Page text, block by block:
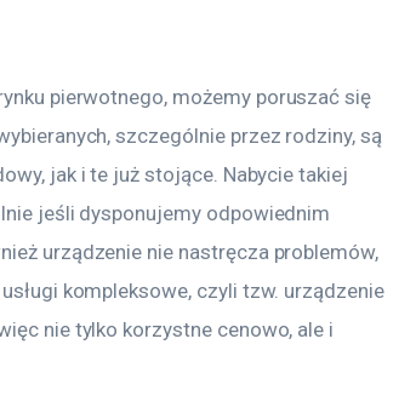
pierwotnego, możemy poruszać się
szczególnie przez rodziny, są
jak i te już stojące. Nabycie takiej
jeśli dysponujemy odpowiednim
urządzenie nie nastręcza problemów,
kompleksowe, czyli tzw. urządzenie
nie tylko korzystne cenowo, ale i